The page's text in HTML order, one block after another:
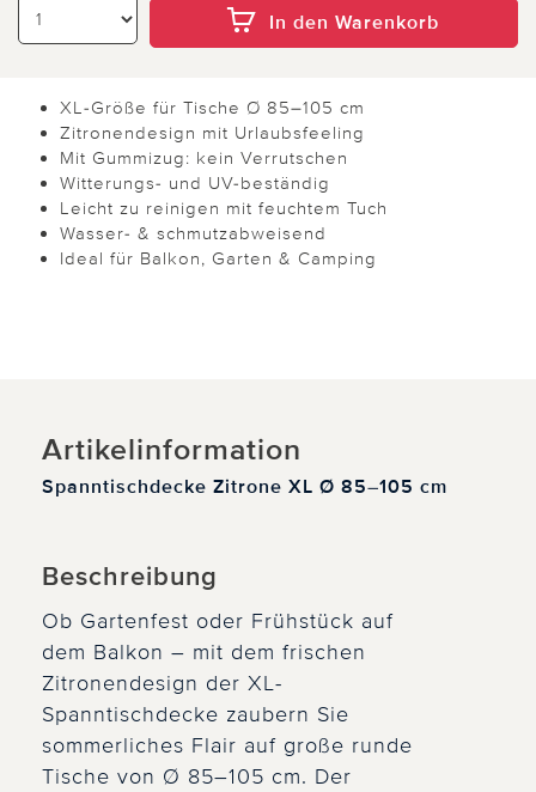
In den Warenkorb
XL-Größe für Tische Ø 85–105 cm
Zitronendesign mit Urlaubsfeeling
Mit Gummizug: kein Verrutschen
Witterungs- und UV-beständig
Leicht zu reinigen mit feuchtem Tuch
Wasser- & schmutzabweisend
Ideal für Balkon, Garten & Camping
Artikelinformation
Spanntischdecke Zitrone XL Ø 85–105 cm
Beschreibung
Ob Gartenfest oder Frühstück auf
dem Balkon – mit dem frischen
Zitronendesign der XL-
Spanntischdecke zaubern Sie
sommerliches Flair auf große runde
Tische von Ø 85–105 cm. Der